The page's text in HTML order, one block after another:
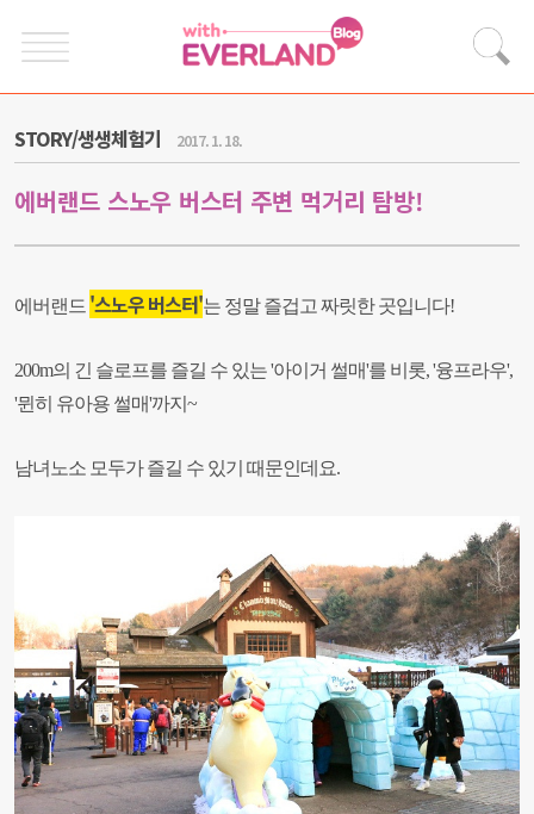
STORY/생생체험기 2017. 1. 18.
에버랜드 스노우 버스터 주변 먹거리 탐방!
에버랜드 '스노우 버스터'는 정말 즐겁고 짜릿한 곳입니다!
200m의 긴 슬로프를 즐길 수 있는 '아이거 썰매'를 비롯, '융프라우',
'뮌히 유아용 썰매'까지~
남녀노소 모두가 즐길 수 있기 때문인데요.